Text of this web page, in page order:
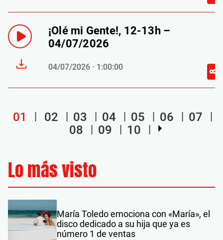
¡Olé mi Gente!, 12-13h –
04/07/2026
04/07/2026 · 1:00:00
01 02 03 04 05 06
07
08
09 10
Lo más visto
María Toledo emociona con «María», el
disco dedicado a su hija que ya es
número 1 de ventas